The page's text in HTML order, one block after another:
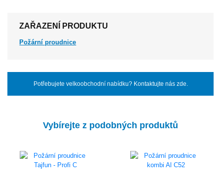
ZAŘAZENÍ PRODUKTU
Požární proudnice
Potřebujete velkoobchodní nabídku? Kontaktujte nás zde.
Vybírejte z podobných produktů